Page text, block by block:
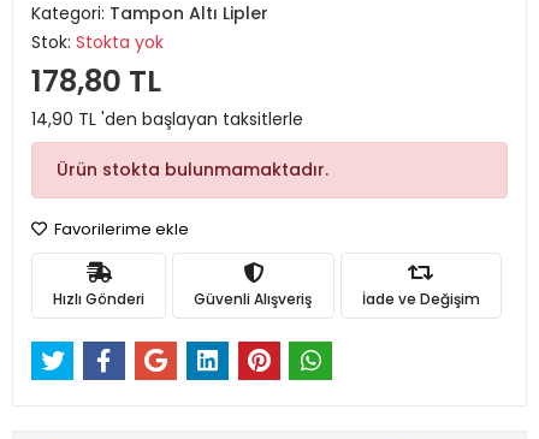
Kategori: Tampon Altı Lipler
Stok: Stokta yok
178,80 TL
14,90 TL 'den başlayan taksitlerle
Ürün stokta bulunmamaktadır.
Favorilerime ekle
Hızlı Gönderi Güvenli Alışveriş İade ve Değişim